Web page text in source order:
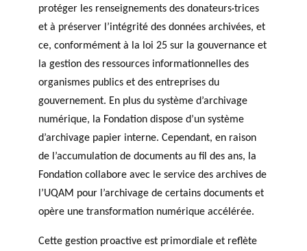
protéger les renseignements des donateurs·trices
et à préserver l’intégrité des données archivées, et
ce, conformément à la loi 25 sur la gouvernance et
la gestion des ressources informationnelles des
organismes publics et des entreprises du
gouvernement. En plus du système d’archivage
numérique, la Fondation dispose d’un système
d’archivage papier interne. Cependant, en raison
de l’accumulation de documents au fil des ans, la
Fondation collabore avec le service des archives de
l’UQAM pour l’archivage de certains documents et
opère une transformation numérique accélérée.
Cette gestion proactive est primordiale et reflète